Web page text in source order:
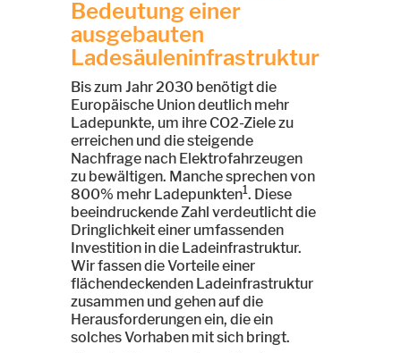
Bedeutung einer
ausgebauten
Ladesäuleninfrastruktur
Bis zum Jahr 2030 benötigt die
Europäische Union deutlich mehr
Ladepunkte, um ihre CO2-Ziele zu
erreichen und die steigende
Nachfrage nach Elektrofahrzeugen
zu bewältigen. Manche sprechen von
800% mehr Ladepunkten1. Diese
beeindruckende Zahl verdeutlicht die
Dringlichkeit einer umfassenden
Investition in die Ladeinfrastruktur.
Wir fassen die Vorteile einer
flächendeckenden Ladeinfrastruktur
zusammen und gehen auf die
Herausforderungen ein, die ein
solches Vorhaben mit sich bringt.